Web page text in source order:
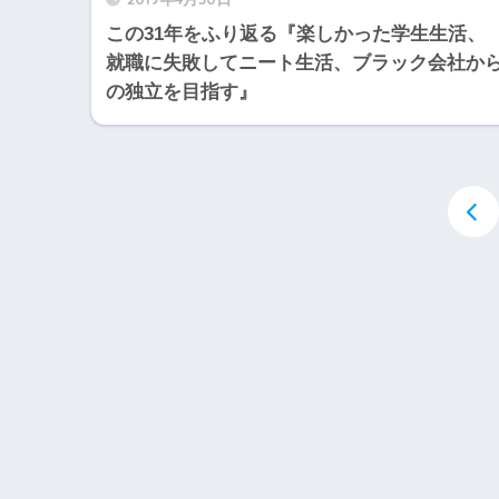
この31年をふり返る『楽しかった学生生活、
就職に失敗してニート生活、ブラック会社か
の独立を目指す』